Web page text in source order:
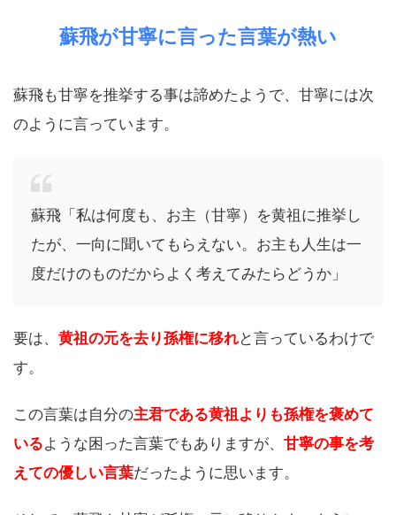
蘇飛が甘寧に言った言葉が熱い
蘇飛も甘寧を推挙する事は諦めたようで、甘寧には次
のように言っています。
蘇飛「私は何度も、お主（甘寧）を黄祖に推挙し
たが、一向に聞いてもらえない。お主も人生は一
度だけのものだからよく考えてみたらどうか」
要は、 黄祖の元を去り孫権に移れと言っているわけで
す。
この言葉は自分の主君である黄祖よりも孫権を褒めて
いるような困った言葉でもありますが、 甘寧の事を考
えての優しい言葉だったように思います。